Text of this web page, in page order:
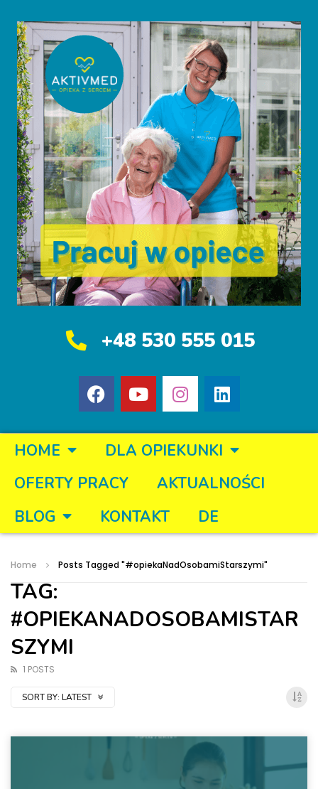
+48 530 555 015
HOME
DLA OPIEKUNKI
OFERTY PRACY
AKTUALNOŚCI
BLOG
KONTAKT DE
Home Posts Tagged "#opiekaNadOsobamiStarszymi"
TAG:
#OPIEKANADOSOBAMISTAR
SZYMI
1 POSTS
SORT BY: LATEST